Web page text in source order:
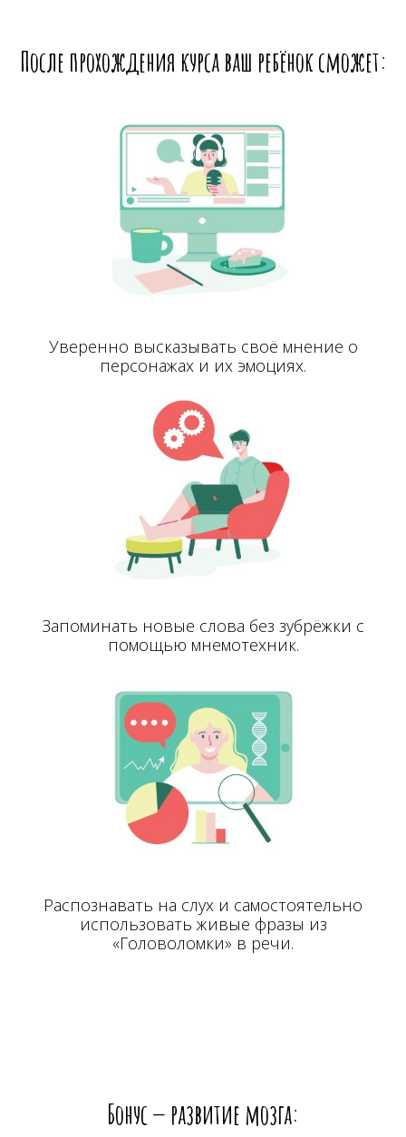
После прохождения курса ваш ребёнок сможет:
Уверенно высказывать своё мнение о
персонажах и их эмоциях.
Запоминать новые слова без зубрёжки с
помощью мнемотехник.
Распознавать на слух и самостоятельно
использовать живые фразы из
«Головоломки» в речи.
Бонус — развитие мозга: